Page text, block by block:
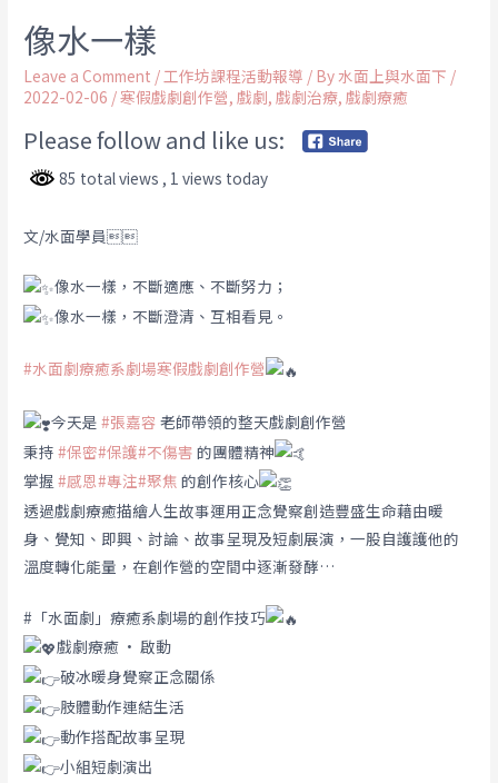
像水一樣
Leave a Comment /工作坊課程活動報導 / By 水面上與水面下 /
2022-02-06 /寒假戲劇創作營,戲劇,戲劇治療,戲劇療癒
Please follow and like us:
85 total views , 1 views today
文/水面學員
像水一樣，不斷適應、不斷努力；
像水一樣，不斷澄清、互相看見。
#水面劇療癒系劇場寒假戲劇創作營
今天是#張嘉容 老師帶領的整天戲劇創作營
秉持#保密#保護#不傷害 的團體精神
掌握#感恩#專注#聚焦 的創作核心
透過戲劇療癒描繪人生故事運用正念覺察創造豐盛生命藉由暖
身、覺知、即興、討論、故事呈現及短劇展演，一股自護護他的
溫度轉化能量，在創作營的空間中逐漸發酵…
#「水面劇」療癒系劇場的創作技巧
戲劇療癒 · 啟動
破冰暖身覺察正念關係
肢體動作連結生活
動作搭配故事呈現
小組短劇演出